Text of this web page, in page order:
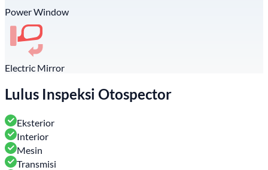
Power Window
Electric Mirror
Lulus Inspeksi Otospector
Eksterior
Interior
Mesin
Transmisi